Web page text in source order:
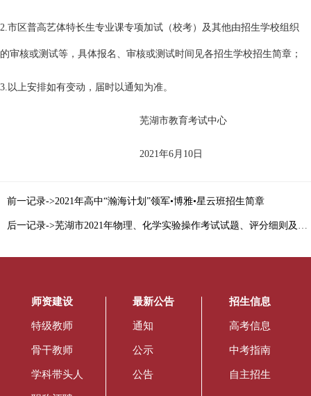
2.市区普高艺体特长生专业课专项加试（校考）及其他由招生学校组织
的审核或测试等，具体报名、审核或测试时间见各招生学校招生简章；
3.以上安排如有变动，届时以通知为准。
芜湖市教育考试中心
2021年6月10日
前一记录->2021年高中“瀚海计划”领军•博雅•星云班招生简章
后一记录->芜湖市2021年物理、化学实验操作考试试题、评分细则及器材清单
师资建设
特级教师
骨干教师
学科带头人
最新公告
通知
公示
公告
招生信息
高考信息
中考指南
自主招生